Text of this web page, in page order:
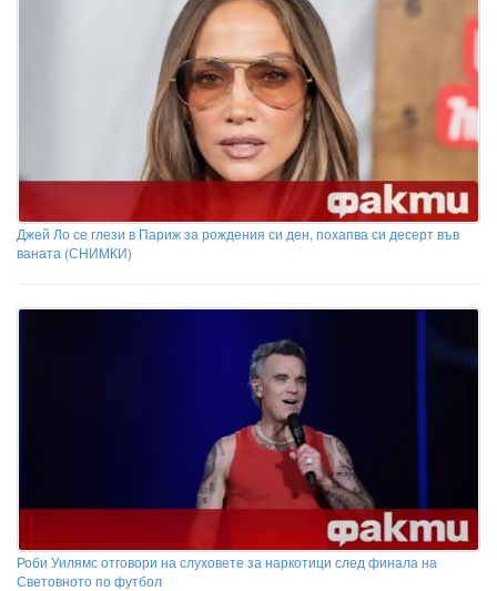
Джей Ло се глези в Париж за рождения си ден, похапва си десерт във
ваната (СНИМКИ)
Роби Уилямс отговори на слуховете за наркотици след финала на
Световното по футбол